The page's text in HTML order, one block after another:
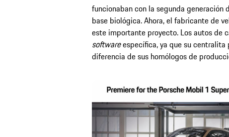
funcionaban con la segunda
base biológica. Ahora, el fabricante de
este importante proyecto. Los autos de
softwareespecífica, ya que su centralita
diferencia de sus homólogos de